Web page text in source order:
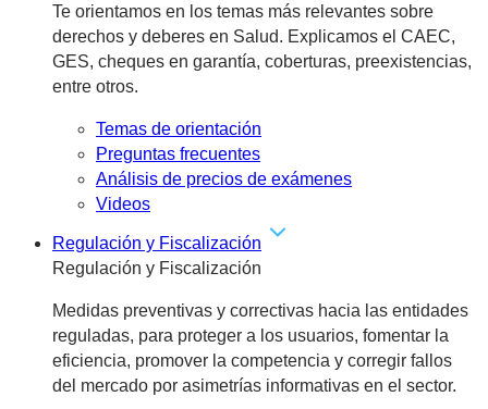
Te orientamos en los temas más relevantes sobre
derechos y deberes en Salud. Explicamos el CAEC,
GES, cheques en garantía, coberturas, preexistencias,
entre otros.
Temas de orientación
Preguntas frecuentes
Análisis de precios de exámenes
Videos
Regulación y Fiscalización
Regulación y Fiscalización
Medidas preventivas y correctivas hacia las entidades
reguladas, para proteger a los usuarios, fomentar la
eficiencia, promover la competencia y corregir fallos
del mercado por asimetrías informativas en el sector.